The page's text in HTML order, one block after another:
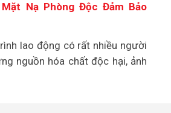
Nạ Phòng Độc Đảm Bảo
lao động có rất nhiều người
nguồn hóa chất độc hại, ảnh